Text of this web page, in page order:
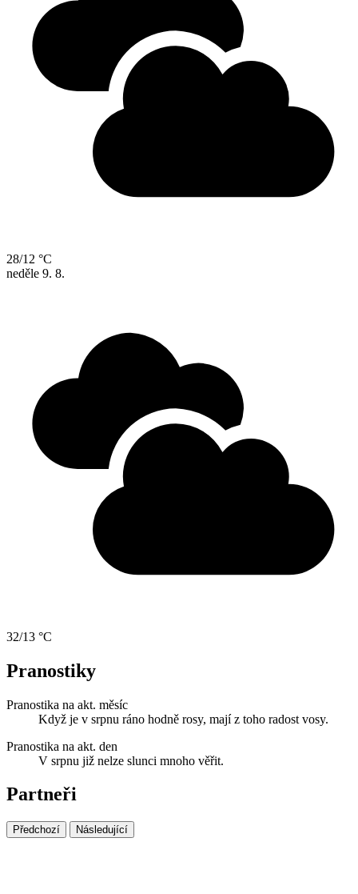
28/12 °C
neděle 9. 8.
32/13 °C
Pranostiky
Pranostika na akt. měsíc
Když je v srpnu ráno hodně rosy, mají z toho radost vosy.
Pranostika na akt. den
V srpnu již nelze slunci mnoho věřit.
Partneři
Předchozí Následující